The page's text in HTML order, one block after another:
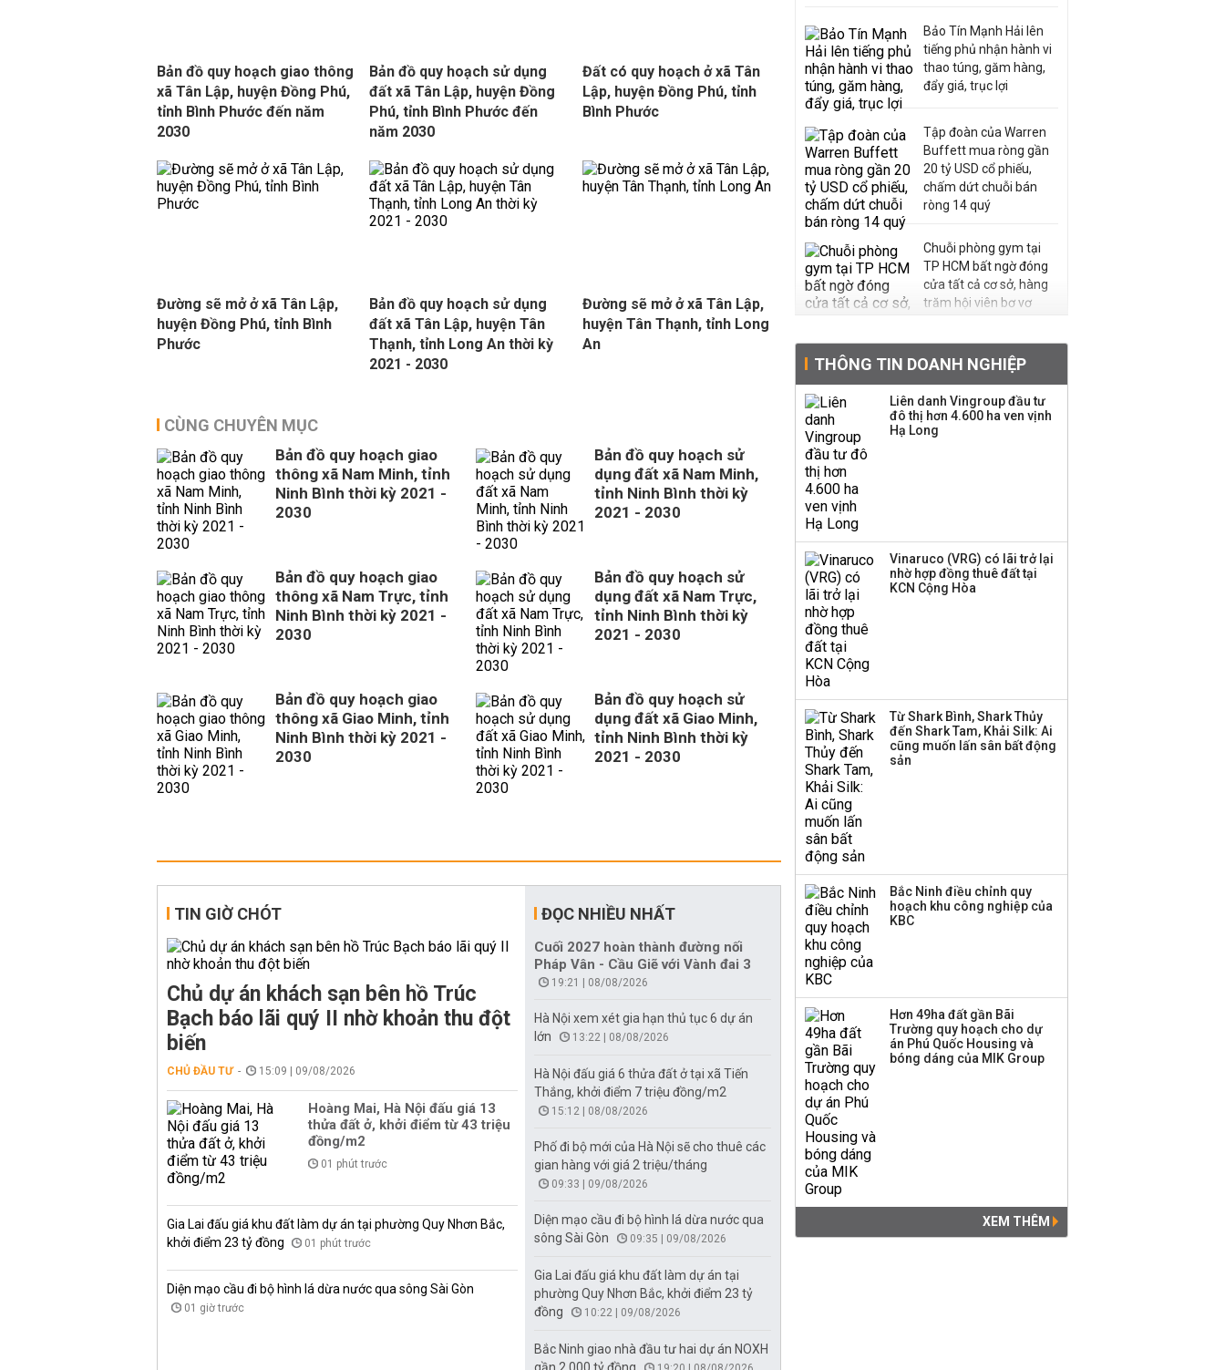
Bản đồ quy hoạch giao thông
xã Tân Lập, huyện Đồng Phú,
tỉnh Bình Phước đến năm
2030
Bản đồ quy hoạch sử dụng
đất xã Tân Lập, huyện Đồng
Phú, tỉnh Bình Phước đến
năm 2030
Đất có quy hoạch ở xã Tân
Lập, huyện Đồng Phú, tỉnh
Bình Phước
Đường sẽ mở ở xã Tân Lập,
huyện Đồng Phú, tỉnh Bình
Phước
Bản đồ quy hoạch sử dụng
đất xã Tân Lập, huyện Tân
Thạnh, tỉnh Long An thời kỳ
2021 - 2030
Đường sẽ mở ở xã Tân Lập,
huyện Tân Thạnh, tỉnh Long
An
CÙNG CHUYÊN MỤC
Bản đồ quy hoạch giao
thông xã Nam Minh, tỉnh
Ninh Bình thời kỳ 2021 -
2030
Bản đồ quy hoạch sử
dụng đất xã Nam Minh,
tỉnh Ninh Bình thời kỳ
2021 - 2030
Bản đồ quy hoạch giao
thông xã Nam Trực, tỉnh
Ninh Bình thời kỳ 2021 -
2030
Bản đồ quy hoạch sử
dụng đất xã Nam Trực,
tỉnh Ninh Bình thời kỳ
2021 - 2030
Bản đồ quy hoạch giao
thông xã Giao Minh, tỉnh
Ninh Bình thời kỳ 2021 -
2030
Bản đồ quy hoạch sử
dụng đất xã Giao Minh,
tỉnh Ninh Bình thời kỳ
2021 - 2030
TIN GIỜ CHÓT
Chủ dự án khách sạn bên hồ Trúc
Bạch báo lãi quý II nhờ khoản thu đột
biến
CHỦ ĐẦU TƯ 15:09 | 09/08/2026
Hoàng Mai, Hà Nội đấu giá 13
thửa đất ở, khởi điểm từ 43 triệu
đồng/m2
01 phút trước
Gia Lai đấu giá khu đất làm dự án tại phường Quy Nhơn Bắc,
khởi điểm 23 tỷ đồng
01 phút trước
Diện mạo cầu đi bộ hình lá dừa nước qua sông Sài Gòn
01 giờ trước
ĐỌC NHIỀU NHẤT
Cuối 2027 hoàn thành đường nối
Pháp Vân - Cầu Giẽ với Vành đai 3
19:21 | 08/08/2026
Hà Nội xem xét gia hạn thủ tục 6 dự án
lớn
13:22 | 08/08/2026
Hà Nội đấu giá 6 thửa đất ở tại xã Tiến
Thắng, khởi điểm 7 triệu đồng/m2
15:12 | 08/08/2026
Phố đi bộ mới của Hà Nội sẽ cho thuê các
gian hàng với giá 2 triệu/tháng
09:33 | 09/08/2026
Diện mạo cầu đi bộ hình lá dừa nước qua
sông Sài Gòn
09:35 | 09/08/2026
Gia Lai đấu giá khu đất làm dự án tại
phường Quy Nhơn Bắc, khởi điểm 23 tỷ
đồng
10:22 | 09/08/2026
Bắc Ninh giao nhà đầu tư hai dự án NOXH
Bảo Tín Mạnh Hải lên
tiếng phủ nhận hành vi
thao túng, găm hàng,
đẩy giá, trục lợi
Tập đoàn của Warren
Buffett mua ròng gần
20 tỷ USD cổ phiếu,
chấm dứt chuỗi bán
ròng 14 quý
Chuỗi phòng gym tại
TP HCM bất ngờ đóng
cửa tất cả cơ sở, hàng
trăm hội viên bơ vơ
tiếng đứng sau tiệm
vàng Mi Hồng: Từ phụ
xe, sửa đồ điện tử cũ
đến gây dựng thương
hiệu hơn 35 năm tuổi
Mi Hồng lên tiếng sau
bất thường liên quan
đến vấn đề nộp thuế
THÔNG TIN DOANH NGHIỆP
Liên danh Vingroup đầu tư
đô thị hơn 4.600 ha ven vịnh
Hạ Long
Vinaruco (VRG) có lãi trở lại
nhờ hợp đồng thuê đất tại
KCN Cộng Hòa
Từ Shark Bình, Shark Thủy
đến Shark Tam, Khải Silk: Ai
cũng muốn lấn sân bất động
sản
Bắc Ninh điều chỉnh quy
hoạch khu công nghiệp của
KBC
Hơn 49ha đất gần Bãi
Trường quy hoạch cho dự
án Phú Quốc Housing và
bóng dáng của MIK Group
XEM THÊM